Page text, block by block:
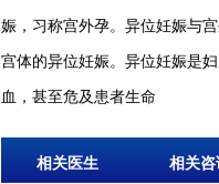
娠，习称宫外孕。异位妊娠与
宫体的异位妊娠。异位妊娠是
血，甚至危及患者生命
相关医生 相关咨